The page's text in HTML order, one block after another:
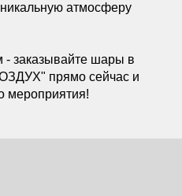
атмосферу
- заказывайте шары в
прямо сейчас и
мероприятия!